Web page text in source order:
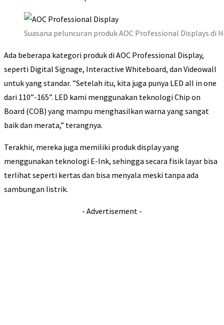
Suasana peluncuran produk AOC Professional Displays
Ada beberapa kategori produk di AOC Professional Display,
seperti Digital Signage, Interactive Whiteboard, dan Videowall
untuk yang standar. ”Setelah itu, kita juga punya LED all in one
dari 110”-165”. LED kami menggunakan teknologi Chip on
Board (COB) yang mampu menghasilkan warna yang sangat
baik dan merata,” terangnya.
Terakhir, mereka juga memiliki produk display yang
menggunakan teknologi E-Ink, sehingga secara fisik layar bisa
terlihat seperti kertas dan bisa menyala meski tanpa ada
sambungan listrik.
- Advertisement -